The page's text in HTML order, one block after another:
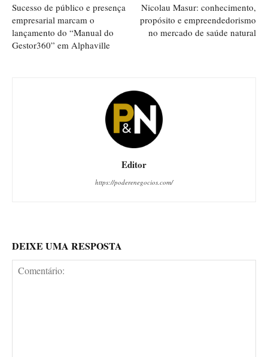
Sucesso de público e presença
empresarial marcam o
lançamento do “Manual do
Gestor360” em Alphaville
Nicolau Masur: conhecimento,
propósito e empreendedorismo
no mercado de saúde natural
Editor
https://poderenegocios.com/
DEIXE UMA RESPOSTA